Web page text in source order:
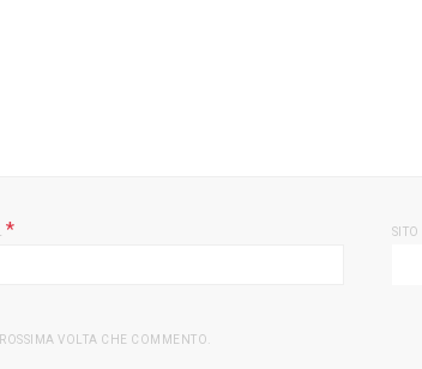
*
VOLTA CHE COMMENTO.